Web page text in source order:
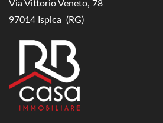
Via Vittorio Veneto, 78
97014 Ispica (RG)